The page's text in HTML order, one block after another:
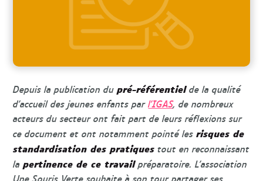
Depuis la publication dupré-référentielde la qualité
d’accueil des jeunes enfants parl’IGAS, de nombreux
acteurs du secteur ont fait part de leurs réflexions sur
ce document et ont notamment pointé lesrisques de
standardisation des pratiques tout en reconnaissant
lapertinence de ce travailpréparatoire. L’association